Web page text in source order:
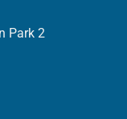
Park 2